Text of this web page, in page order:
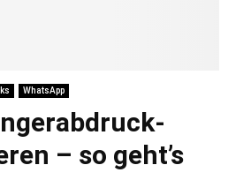
WhatsApp
– so geht’s